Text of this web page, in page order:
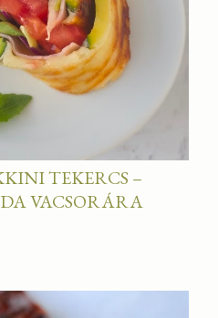
TEKERCS –
VACSORÁRA